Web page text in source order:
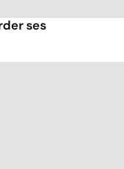
ses